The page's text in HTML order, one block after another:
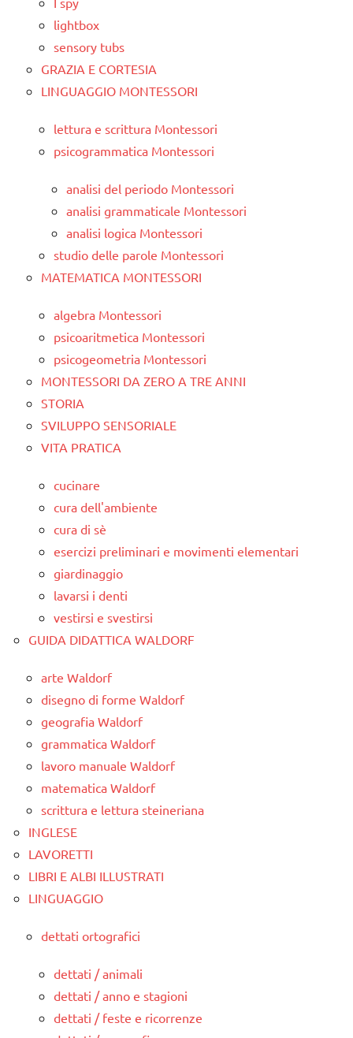
lightbox
sensory tubs
GRAZIA E CORTESIA
LINGUAGGIO MONTESSORI
lettura e scrittura Montessori
psicogrammatica Montessori
analisi del periodo Montessori
analisi grammaticale Montessori
analisi logica Montessori
studio delle parole Montessori
MATEMATICA MONTESSORI
algebra Montessori
psicoaritmetica Montessori
psicogeometria Montessori
MONTESSORI DA ZERO A TRE ANNI
STORIA
SVILUPPO SENSORIALE
VITA PRATICA
cucinare
cura dell'ambiente
cura di sè
esercizi preliminari e movimenti elementari
giardinaggio
lavarsi i denti
vestirsi e svestirsi
GUIDA DIDATTICA WALDORF
arte Waldorf
disegno di forme Waldorf
geografia Waldorf
grammatica Waldorf
lavoro manuale Waldorf
matematica Waldorf
scrittura e lettura steineriana
INGLESE
LAVORETTI
LIBRI E ALBI ILLUSTRATI
LINGUAGGIO
dettati ortografici
dettati / animali
dettati / anno e stagioni
dettati / feste e ricorrenze